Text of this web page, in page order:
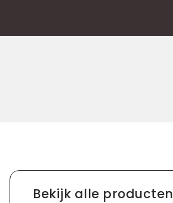
Bekijk alle producten